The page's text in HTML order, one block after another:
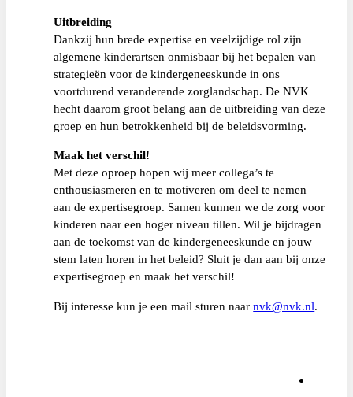
Uitbreiding
Dankzij hun brede expertise en veelzijdige rol zijn
algemene kinderartsen onmisbaar bij het bepalen van
strategieën voor de kindergeneeskunde in ons
voortdurend veranderende zorglandschap. De NVK
hecht daarom groot belang aan de uitbreiding van deze
groep en hun betrokkenheid bij de beleidsvorming.
Maak het verschil!
Met deze oproep hopen wij meer collega’s te
enthousiasmeren en te motiveren om deel te nemen
aan de expertisegroep. Samen kunnen we de zorg voor
kinderen naar een hoger niveau tillen. Wil je bijdragen
aan de toekomst van de kindergeneeskunde en jouw
stem laten horen in het beleid? Sluit je dan aan bij onze
expertisegroep en maak het verschil!
Bij interesse kun je een mail sturen naarnvk@nvk.nl.